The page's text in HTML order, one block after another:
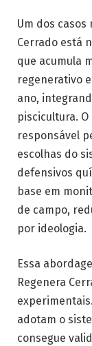
Um dos
Cerrado está
que acumula
regenerativo
ano,
piscicultura.
responsável
escolhas do
defensivos
base em
de campo,
por ideologia.
Essa
Regenera
adotam o
consegue